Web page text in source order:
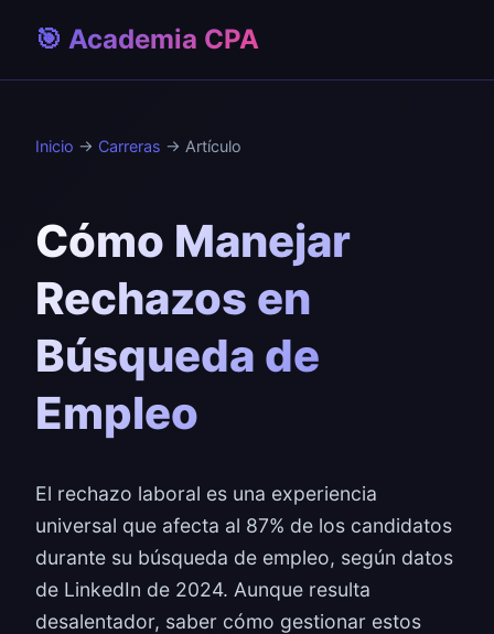
🎯 Academia CPA
Inicio → Carreras → Artículo
Cómo Manejar
Rechazos en
Búsqueda de
Empleo
El rechazo laboral es una experiencia
universal que afecta al 87% de los candidatos
durante su búsqueda de empleo, según datos
de LinkedIn de 2024. Aunque resulta
desalentador, saber cómo gestionar estos